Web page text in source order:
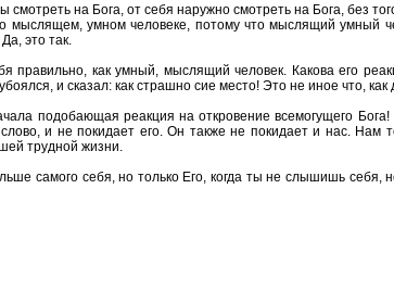
на Бога, от себя наружно смотреть на Бога, без
умном человеке, потому что мыслящий умный
это так.
как умный, мыслящий человек. Какова его
и сказал: как страшно сие место! Это не иное что,
подобающая реакция на откровение всемогущего
и не покидает его. Он также не покидает и нас. Нам
трудной жизни.
самого себя, но только Его, когда ты не слышишь себя,